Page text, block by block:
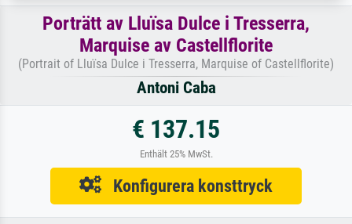
Porträtt av Lluïsa Dulce i Tresserra,
Marquise av Castellflorite
(Portrait of Lluïsa Dulce i Tresserra, Marquise of Castellflorite)
Antoni Caba
€ 137.15
Enthält 25% MwSt.
Konfigurera konsttryck